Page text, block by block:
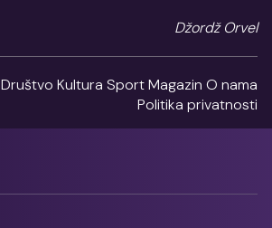
Džordž Orvel
Društvo Kultura SportMagazin O nama
Politika privatnosti